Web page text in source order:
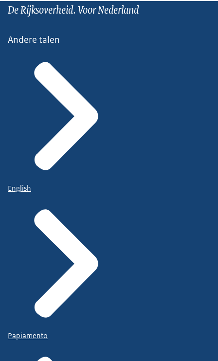
De Rijksoverheid. Voor Nederland
Andere talen
English
Papiamento